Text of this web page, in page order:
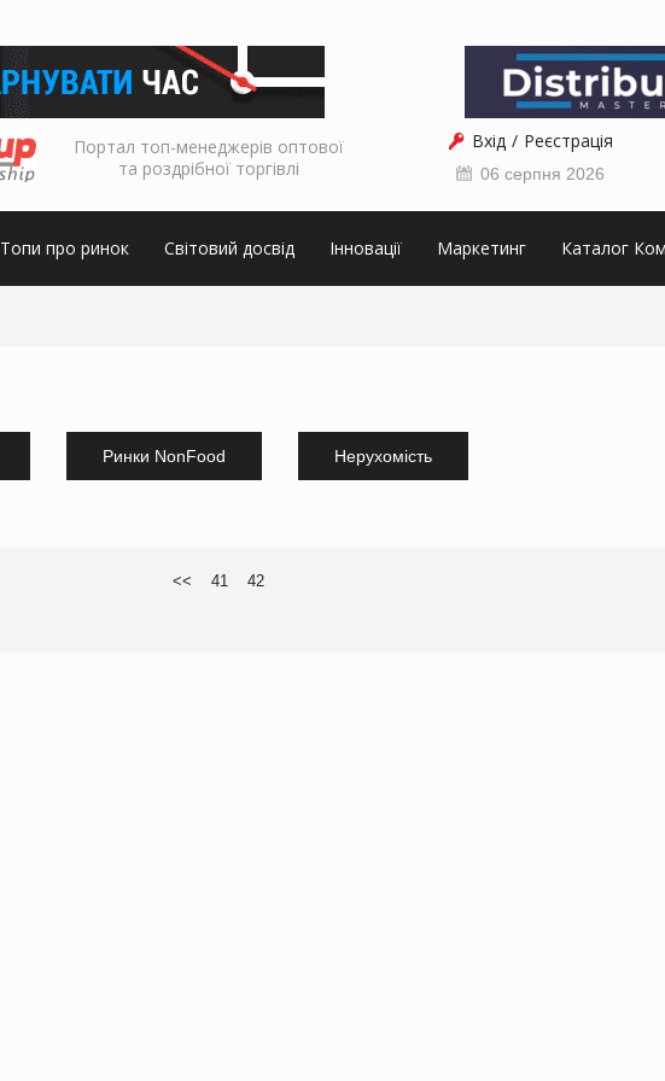
Портал топ-менеджерів оптової
та роздрібної торгівлі
Вхід Реєстрація
06 серпня 2026
Топи про ринок Світовий досвід Інновації Маркетинг Каталог
Ринки NonFood Нерухомість
<< 41 42